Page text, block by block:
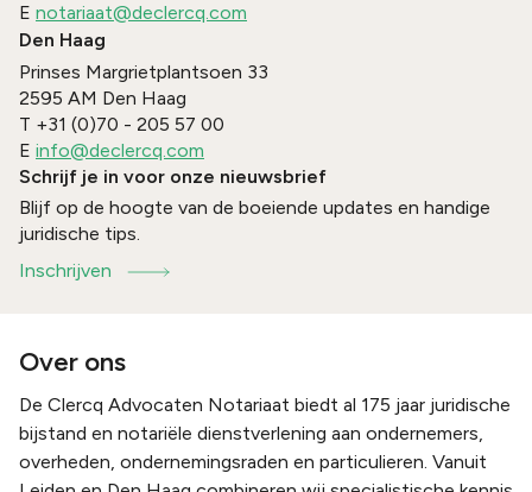
E notariaat@declercq.com
Den Haag
Prinses Margrietplantsoen 33
2595 AM Den Haag
T +31 (0)70 - 205 57 00
E info@declercq.com
Schrijf je in voor onze nieuwsbrief
Blijf op de hoogte van de boeiende updates en handige
juridische tips.
Inschrijven
Over ons
De Clercq Advocaten Notariaat biedt al 175 jaar juridische
bijstand en notariële dienstverlening aan ondernemers,
overheden, ondernemingsraden en particulieren. Vanuit